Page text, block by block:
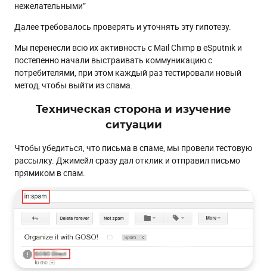
нежелательными”
Далее требовалось проверять и уточнять эту гипотезу.
Мы перенесли всю их активность с Mail Chimp в eSputnik и
постепенно начали выстраивать коммуникацию с
потребителями, при этом каждый раз тестировали новый
метод, чтобы выйти из спама.
Техническая сторона и изучение
ситуации
Чтобы убедиться, что письма в спаме, мы провели тестовую
рассылку. Джимейл сразу дал отклик и отправил письмо
прямиком в спам.